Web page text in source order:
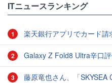
ITニュースランキング
1 楽天銀行アプリでカード請
2 Galaxy Z Fold8 Ultra辛口
3 藤原竜也さん、「SKYSEA Client View」新CMで「AI労務